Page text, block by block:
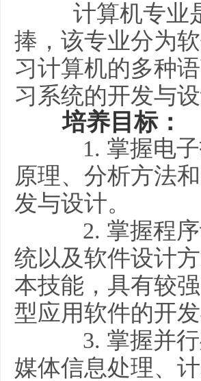
计算机专业
捧，该专业分为
习计算机的多种
习系统的开发与
培养目标：
1. 掌握电子
原理、分析方法
发与设计。
2. 掌握程序
统以及软件设计
本技能，具有较
型应用软件的开发
3. 掌握并行
媒体信息处理、